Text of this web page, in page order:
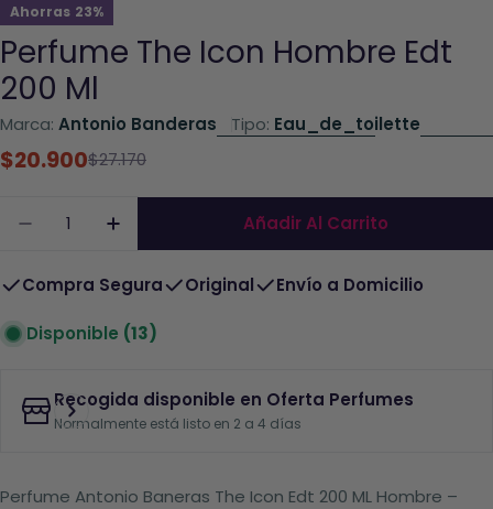
Ahorras 23%
Perfume The Icon Hombre Edt
200 Ml
Marca: Antonio Banderas Tipo: Eau_de_toilette
Precio
$20.900
Precio
$27.170
Disminuir La Cantidad De Perfume The Icon
Aumentar La Cantidad De Perfume
Añadir Al Carrito
Compra Segura Original Envío a Domicilio
Disponible (13)
Recogida disponible en Oferta Perfumes
Normalmente está listo en 2 a 4 días
Perfume Antonio Baneras The Icon Edt 200 ML Hombre –